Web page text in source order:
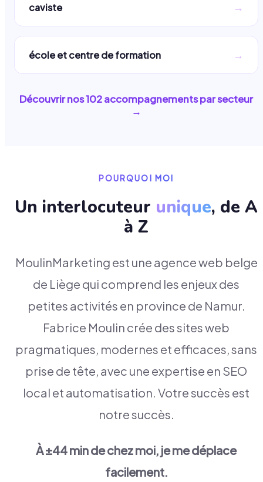
caviste →
école et centre de formation →
Découvrir nos102accompagnements par secteur
→
POURQUOI MOI
Un interlocuteur unique, de A
à Z
MoulinMarketing est une agence web belge
de Liège qui comprend les enjeux des
petites activités en province de Namur.
Fabrice Moulin crée des sites web
pragmatiques, modernes et efficaces, sans
prise de tête, avec une expertise en SEO
local et automatisation. Votre succès est
notre succès.
À ±44 min de chez moi, je me déplace
facilement.